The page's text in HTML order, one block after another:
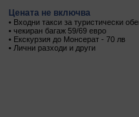
Цената не включва
• Входни такси за туристически
• чекиран багаж 59/69 евро
• Екскурзия до Монсерат - 70 лв
• Лични разходи и други